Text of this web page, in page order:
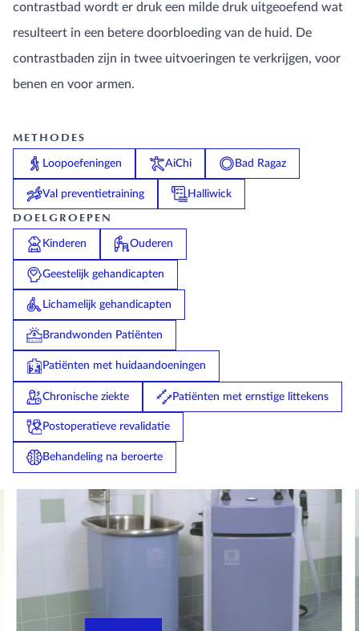
contrastbad wordt er druk een milde druk uitgeoefend wat
resulteert in een betere doorbloeding van de huid. De
contrastbaden zijn in twee uitvoeringen te verkrijgen, voor
benen en voor armen.
METHODES
Loopoefeningen AiChi Bad Ragaz
Val preventietraining Halliwick
DOELGROEPEN
Kinderen Ouderen
Geestelijk gehandicapten
Lichamelijk gehandicapten
Brandwonden Patiënten
Patiënten met huidaandoeningen
Chronische ziekte Patiënten met ernstige littekens
Postoperatieve revalidatie
Behandeling na beroerte